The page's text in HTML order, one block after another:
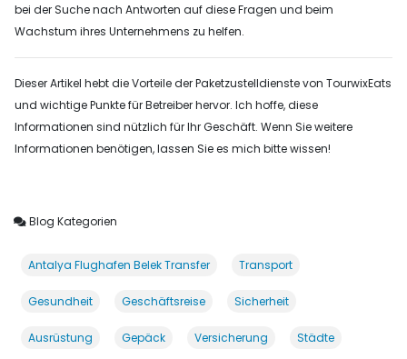
bei der Suche nach Antworten auf diese Fragen und beim
Wachstum ihres Unternehmens zu helfen.
Dieser Artikel hebt die Vorteile der Paketzustelldienste von TourwixEats
und wichtige Punkte für Betreiber hervor. Ich hoffe, diese
Informationen sind nützlich für Ihr Geschäft. Wenn Sie weitere
Informationen benötigen, lassen Sie es mich bitte wissen!
Blog Kategorien
Antalya Flughafen Belek Transfer Transport
Gesundheit Geschäftsreise Sicherheit
Ausrüstung Gepäck Versicherung Städte